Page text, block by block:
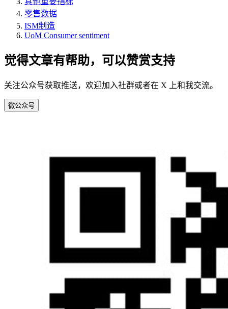
零售数据
ISM制造
UoM Consumer sentiment
觉得文章有帮助，可以赞赏支持
关注公众号获取推送，欢迎加入社群或者在 X 上和我交流。
微公众号